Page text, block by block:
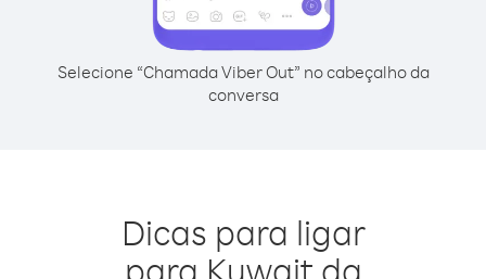
Selecione “Chamada Viber Out” no cabeçalho da
conversa
Dicas para ligar
para Kuwait da